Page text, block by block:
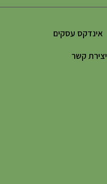
אינדקס עסקים
יצירת קשר